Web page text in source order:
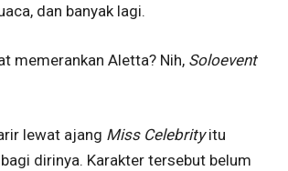
dan banyak lagi.
memerankan Aletta? Nih, Soloevent
lewat ajang Miss Celebrityitu
dirinya. Karakter tersebut belum